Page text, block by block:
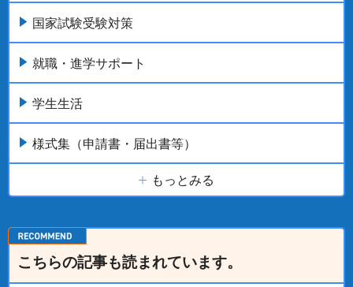
国家試験受験対策
就職・進学サポート
学生生活
様式集（申請書・届出書等）
もっとみる
こちらの記事も読まれています。